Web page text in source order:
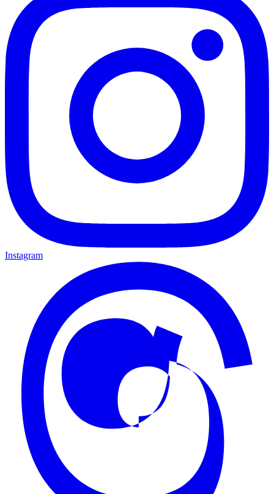
Instagram